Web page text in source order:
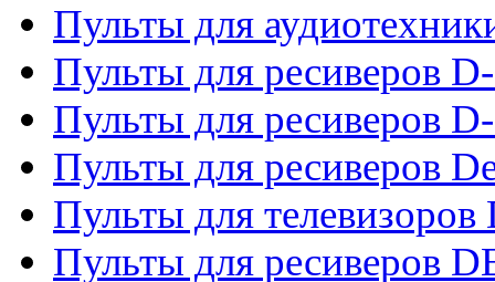
Пульты для
Пульты для ресиверов
Пульты для ресиверов
Пульты для ресиверов
Пульты для телевизоров
Пульты для ресиверов